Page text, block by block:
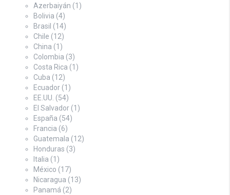
Azerbaiyán (1)
Bolivia (4)
Brasil (14)
Chile (12)
China (1)
Colombia (3)
Costa Rica (1)
Cuba (12)
Ecuador (1)
EE.UU. (54)
El Salvador (1)
España (54)
Francia (6)
Guatemala (12)
Honduras (3)
Italia (1)
México (17)
Nicaragua (13)
Panamá (2)